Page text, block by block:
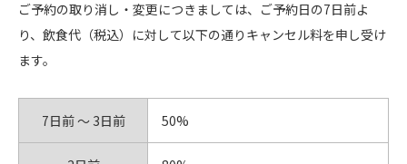
ご予約の取り消し・変更につきましては、ご予約日の7日前よ
り、飲食代（税込）に対して以下の通りキャンセル料を申し受け
ます。
7日前 〜 3日前 50%